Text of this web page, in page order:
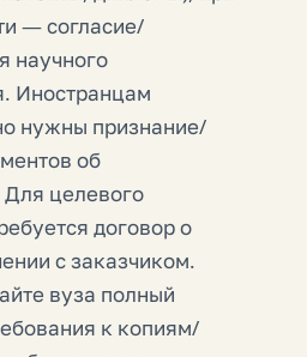
— согласие/
научного
Иностранцам
нужны признание/
об
целевого
договор о
с заказчиком.
вуза полный
к копиям/